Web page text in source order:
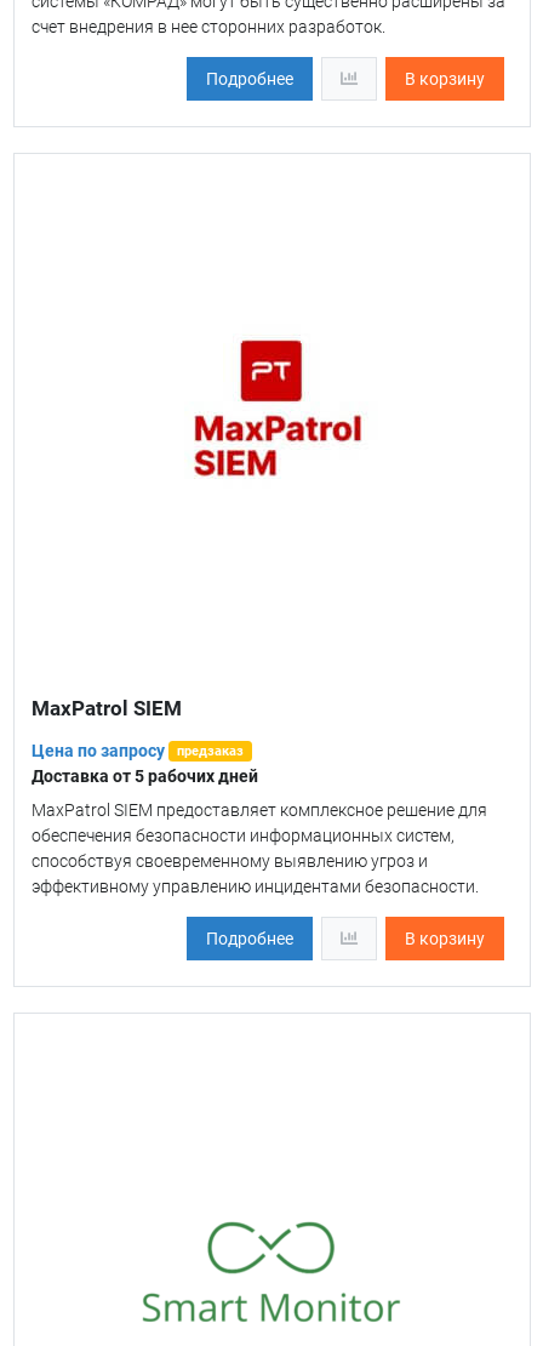
счет внедрения в нее сторонних разработок.
Подробнее В корзину
MaxPatrol SIEM
Цена по запросу предзаказ
Доставка от 5 рабочих дней
MaxPatrol SIEM предоставляет комплексное решение для
обеспечения безопасности информационных систем,
способствуя своевременному выявлению угроз и
эффективному управлению инцидентами безопасности.
Подробнее В корзину